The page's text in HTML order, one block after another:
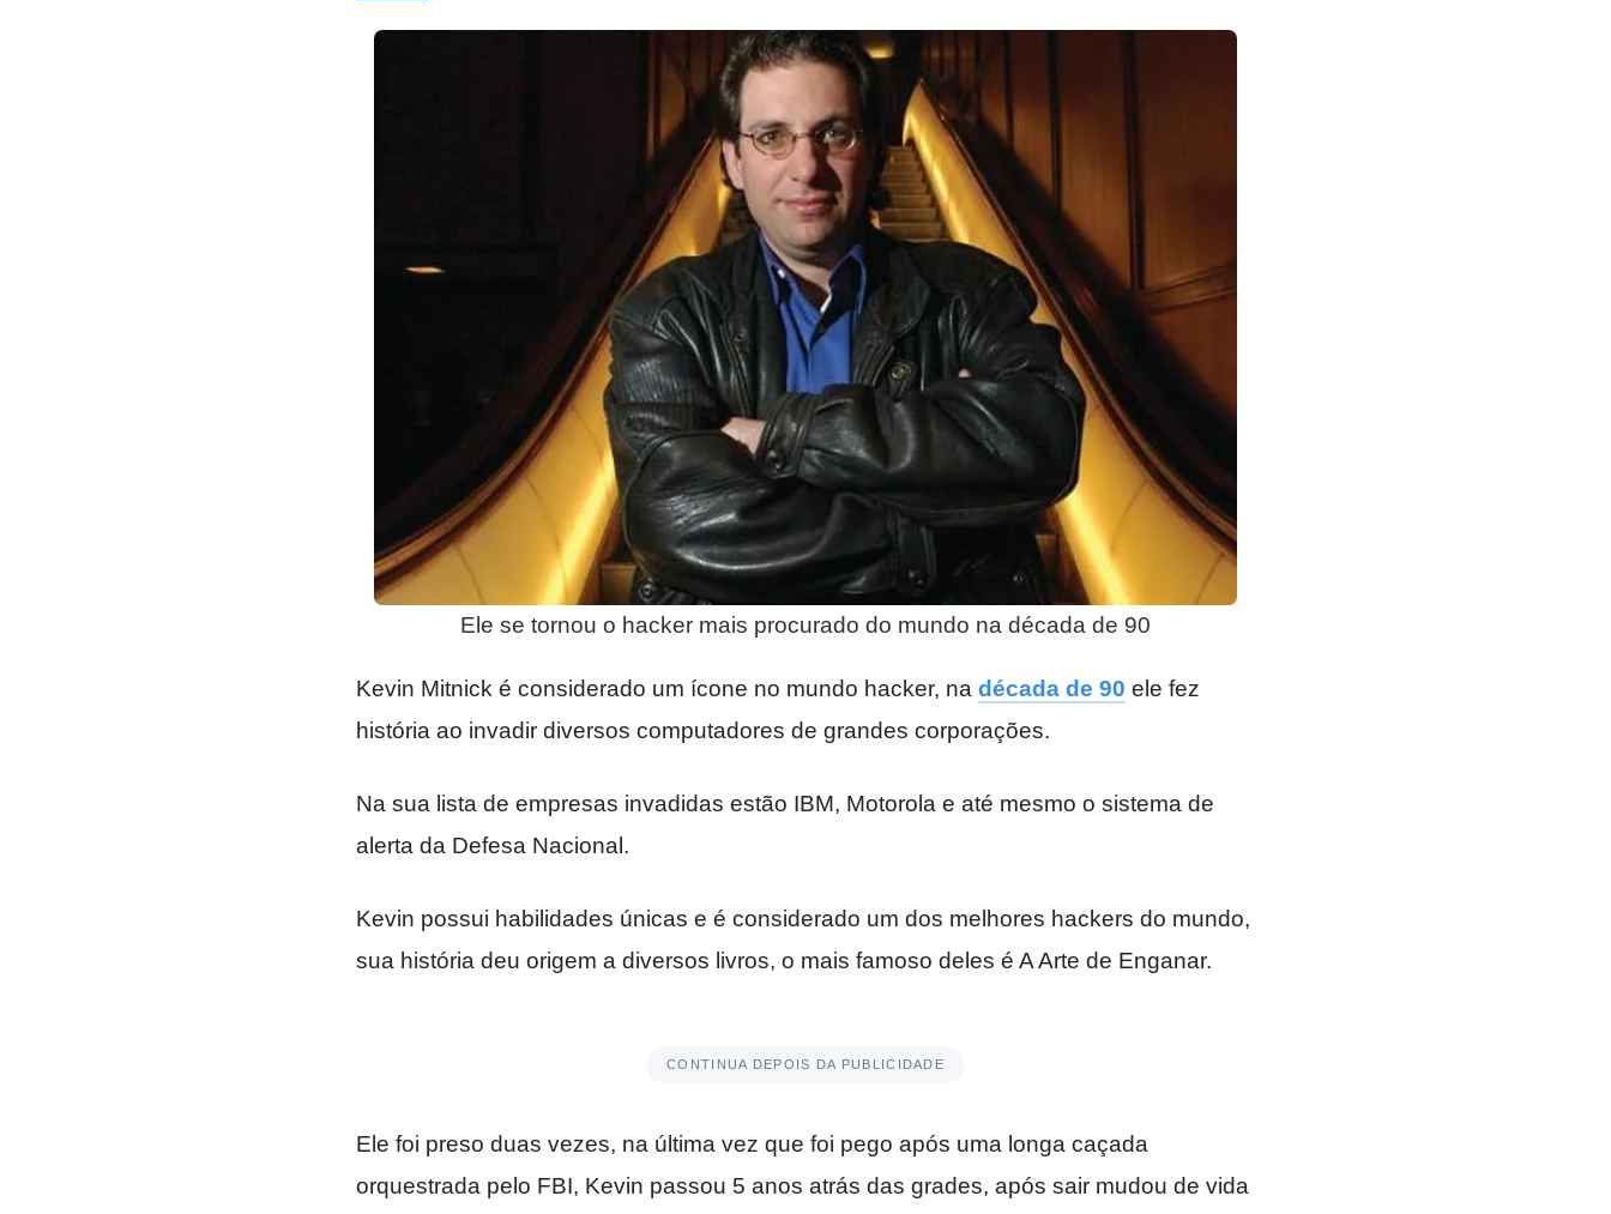
Ele se tornou o hacker mais procurado do mundo na década de 90
Kevin Mitnick é considerado um ícone no mundo hacker, na década de 90 ele fez
história ao invadir diversos computadores de grandes corporações.
Na sua lista de empresas invadidas estão IBM, Motorola e até mesmo o sistema de
alerta da Defesa Nacional.
Kevin possui habilidades únicas e é considerado um dos melhores hackers do mundo,
sua história deu origem a diversos livros, o mais famoso deles é A Arte de Enganar.
CONTINUA DEPOIS DA PUBLICIDADE
Ele foi preso duas vezes, na última vez que foi pego após uma longa caçada
orquestrada pelo FBI, Kevin passou 5 anos atrás das grades, após sair mudou de vida